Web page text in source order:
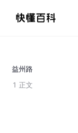
益州路
1 正文